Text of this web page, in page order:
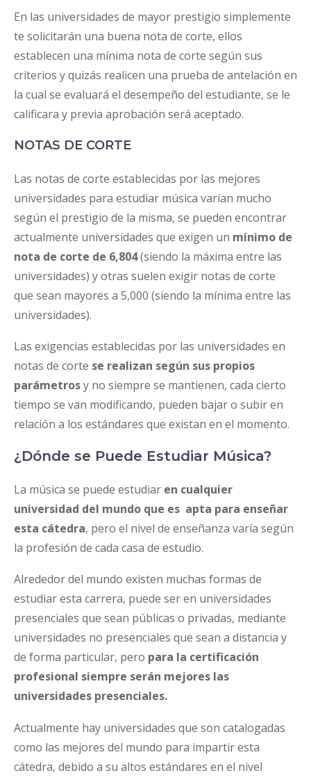
En las universidades de mayor prestigio simplemente
te solicitarán una buena nota de corte, ellos
establecen una mínima nota de corte según sus
criterios y quizás realicen una prueba de antelación en
la cual se evaluará el desempeño del estudiante, se le
calificara y previa aprobación será aceptado.
NOTAS DE CORTE
Las notas de corte establecidas por las mejores
universidades para estudiar música varían mucho
según el prestigio de la misma, se pueden encontrar
actualmente universidades que exigen un mínimo de
nota de corte de 6,804(siendo la máxima entre las
universidades) y otras suelen exigir notas de corte
que sean mayores a 5,000 (siendo la mínima entre las
universidades).
Las exigencias establecidas por las universidades en
notas de corte se realizan según sus propios
parámetrosy no siempre se mantienen, cada cierto
tiempo se van modificando, pueden bajar o subir en
relación a los estándares que existan en el momento.
¿Dónde se Puede Estudiar Música?
La música se puede estudiar en cualquier
universidad del mundo que es apta para enseñar
esta cátedra, pero el nivel de enseñanza varía según
la profesión de cada casa de estudio.
Alrededor del mundo existen muchas formas de
estudiar esta carrera, puede ser en universidades
presenciales que sean públicas o privadas, mediante
universidades no presenciales que sean a distancia y
de forma particular, pero para la certificación
profesional siempre serán mejores las
universidades presenciales.
Actualmente hay universidades que son catalogadas
como las mejores del mundo para impartir esta
cátedra, debido a su altos estándares en el nivel